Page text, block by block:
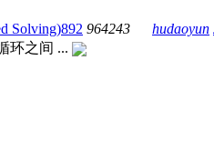
Solving)892 964243 hudaoyun
环之间 ...